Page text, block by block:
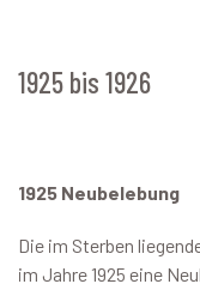
1925 bis 1926
1925 Neubelebung
Die im Sterben
im Jahre 1925 eine